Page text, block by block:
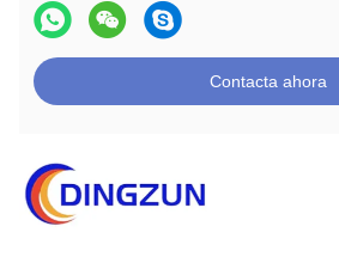
Contacta ahora